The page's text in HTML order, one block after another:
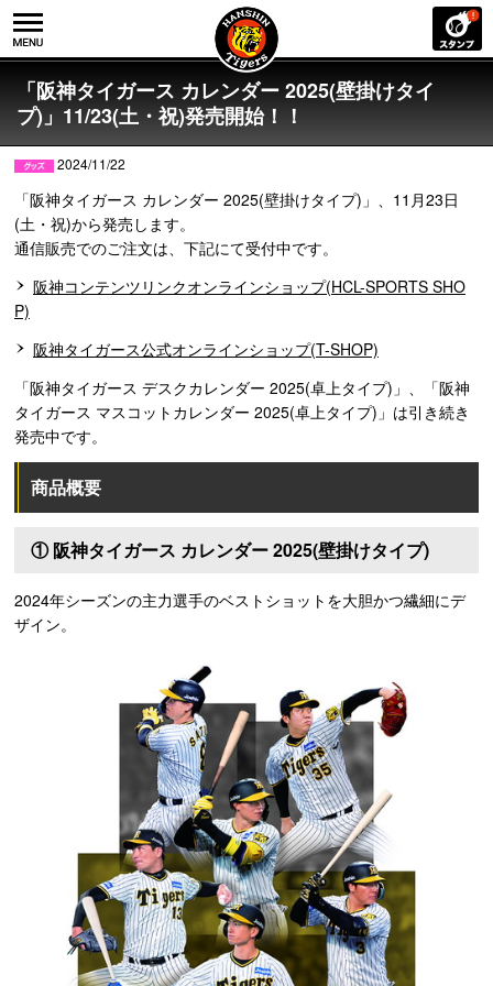
「阪神タイガース カレンダー 2025(壁掛けタイ
プ)」11/23(土・祝)発売開始！！
2024/11/22
「阪神タイガース カレンダー 2025(壁掛けタイプ)」、11月23日
(土・祝)から発売します。
通信販売でのご注文は、下記にて受付中です。
阪神コンテンツリンクオンラインショップ(HCL-SPORTS SHO
P)
阪神タイガース公式オンラインショップ(T-SHOP)
「阪神タイガース デスクカレンダー 2025(卓上タイプ)」、「阪神
タイガース マスコットカレンダー 2025(卓上タイプ)」は引き続き
発売中です。
商品概要
① 阪神タイガース カレンダー 2025(壁掛けタイプ)
2024年シーズンの主力選手のベストショットを大胆かつ繊細にデ
ザイン。